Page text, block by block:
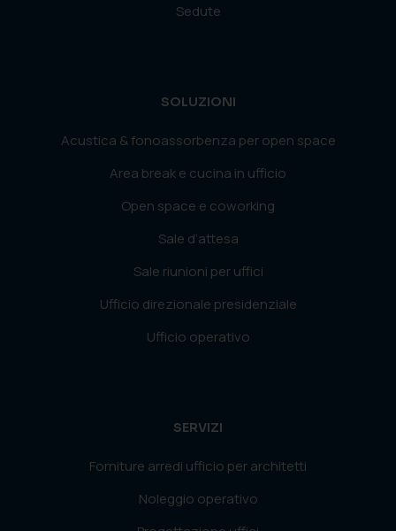
Sedute
SOLUZIONI
Acustica & fonoassorbenza per open space
Area break e cucina in ufficio
Open space e coworking
Sale d’attesa
Sale riunioni per uffici
Ufficio direzionale presidenziale
Ufficio operativo
SERVIZI
Forniture arredi ufficio per architetti
Noleggio operativo